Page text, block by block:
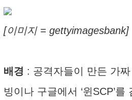
[이미지 = gettyimagesbank]
배경 : 공격자들이 만든 가
빙이나 구글에서 ‘윈SCP’